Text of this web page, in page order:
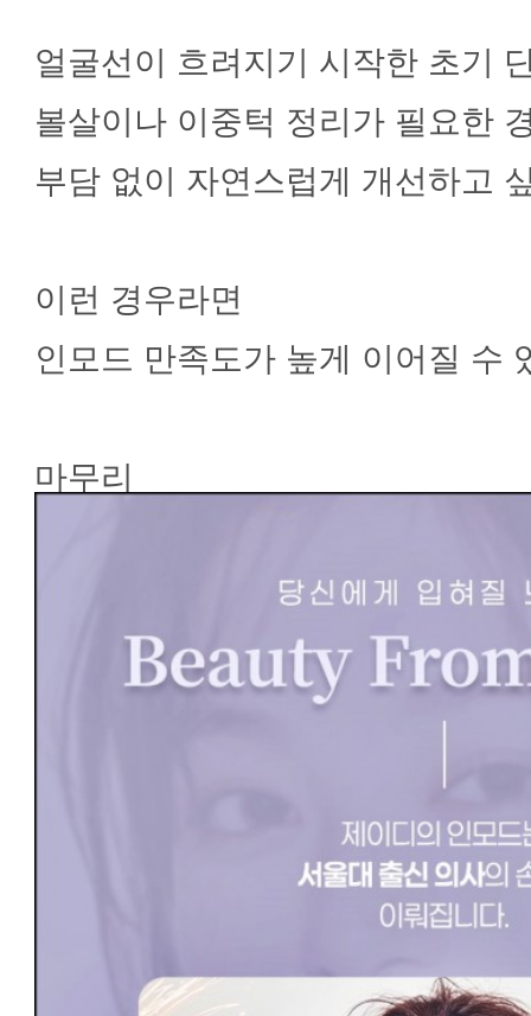
얼굴선이 흐려지기 시작한 초기
볼살이나 이중턱 정리가 필요한
부담 없이 자연스럽게 개선하고
이런 경우라면
인모드 만족도가 높게 이어질 수
마무리